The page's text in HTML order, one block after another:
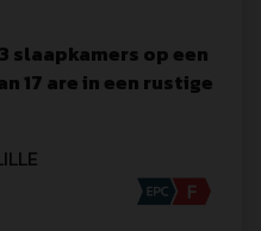
slaapkamers op een
17 are in een rustige